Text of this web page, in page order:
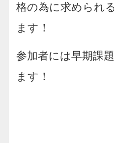
格の為に求められ
ます！
参加者には早期課
ます！